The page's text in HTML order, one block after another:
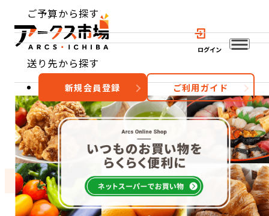
ログイン
ご予算から探す
送り先から探す
新規会員登録 ご利用ガイド
おすすめ 特集 カテゴリー